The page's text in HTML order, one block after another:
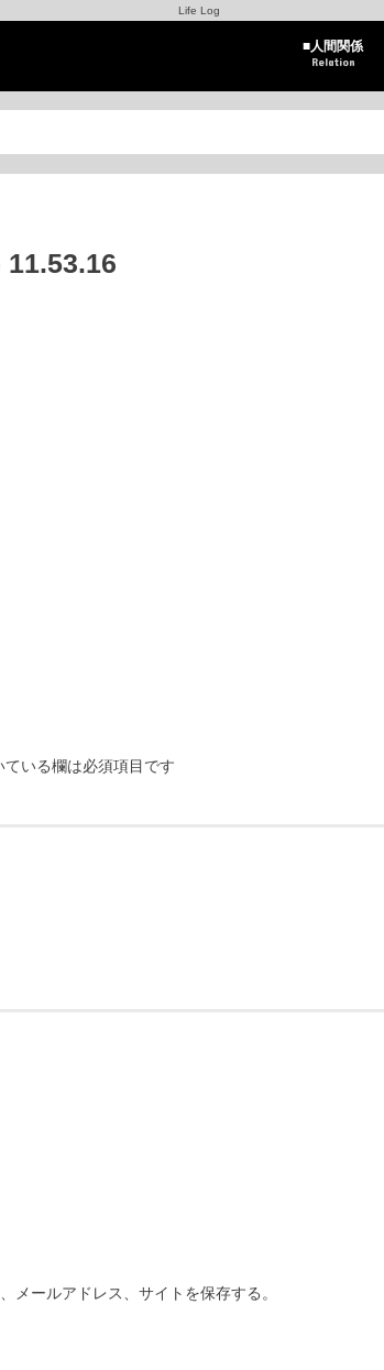
Life Log
■人間関係
Relation
ている欄は必須項目です
メールアドレス、サイトを保存する。